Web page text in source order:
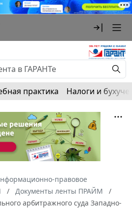
практика Налоги и
правовое
Документы ленты ПРАЙМ
арбитражного суда Западно-